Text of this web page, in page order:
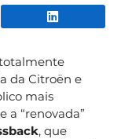
WhatsApp
da Citroën e
mais
“renovada”
, que